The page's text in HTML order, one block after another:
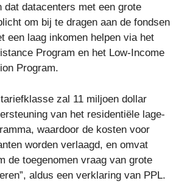
dat datacenters met een grote
om bij te dragen aan de fondsen
een laag inkomen helpen via het
Program en het Low-Income
Program.
zal 11 miljoen dollar
van het residentiële lage-
waardoor de kosten voor
worden verlaagd, en omvat
de toegenomen vraag van grote
aldus een verklaring van PPL.